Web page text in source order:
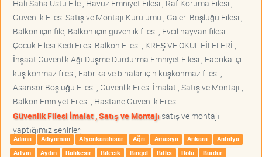
Halı Saha Üstü File , Havuz Emniyet Filesi , Raf Koruma Filesi ,
Güvenlik Filesi Satış ve Montajı Kurulumu , Galeri Boşluğu Filesi ,
Balkon için file, Balkon için güvenlik filesi , Evcil hayvan filesi
Çocuk Filesi Kedi Filesi Balkon Filesi , KREŞ VE OKUL FİLELERİ ,
İnşaat Güvenlik Ağı Düşme Durdurma Emniyet Filesi , Fabrika içi
kuş konmaz filesi, Fabrika ve binalar için kuşkonmaz filesi ,
Asansör Boşluğu Filesi , Güvenlik Filesi İmalat , Satış ve Montajı ,
Balkon Emniyet Filesi , Hastane Güvenlik Filesi
Güvenlik Filesi İmalat , Satış ve Montajısatış ve montajı
yaptığımız şehirler;
Adana Adıyaman Afyonkarahisar Ağrı Amasya Ankara
Antalya
Artvin
Aydın Balıkesir Bilecik Bingöl Bitlis Bolu
Burdur